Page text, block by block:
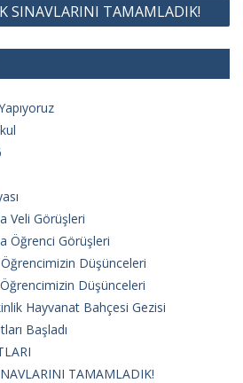
SINAVLARINI TAMAMLADIK!
Veli Görüşleri
Öğrenci Görüşleri
Düşünceleri
Düşünceleri
Hayvanat Bahçesi Gezisi
Başladı
TAMAMLADIK!